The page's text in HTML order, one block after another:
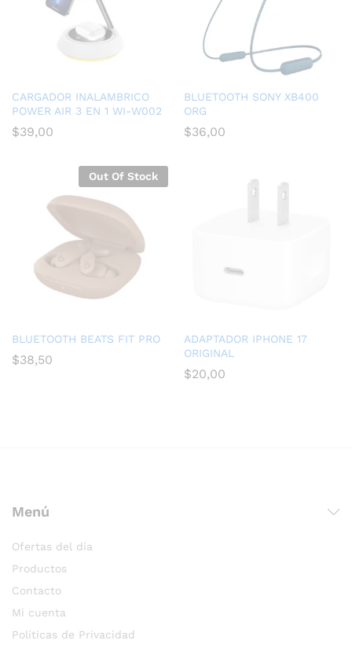
CARGADOR INALAMBRICO
POWER AIR 3 EN 1 WI-W002
$39,00
BLUETOOTH SONY XB400
ORG
$36,00
Out Of Stock
BLUETOOTH BEATS FIT PRO
$38,50
ADAPTADOR IPHONE 17
ORIGINAL
$20,00
Menú
Ofertas del día
Productos
Contacto
Mi cuenta
Políticas de Privacidad